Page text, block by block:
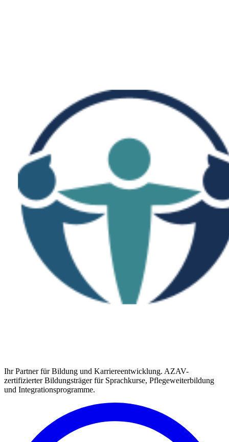
Ihr Partner für Bildung und Karriereentwicklung. AZAV-
zertifizierter Bildungsträger für Sprachkurse, Pflegeweiterbildung
und Integrationsprogramme.